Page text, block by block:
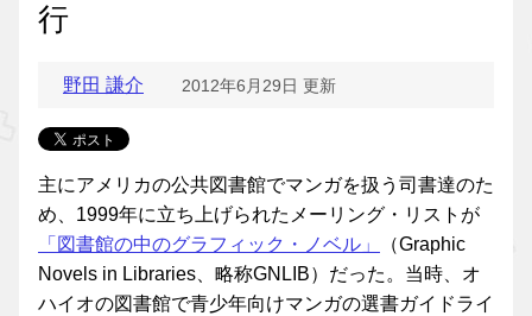
行
野田 謙介 2012年6月29日 更新
主にアメリカの公共図書館でマンガを扱う司書達のた
め、1999年に立ち上げられたメーリング・リストが
「図書館の中のグラフィック・ノベル」
（Graphic
Novels in Libraries、略称GNLIB）だった。当時、オ
ハイオの図書館で青少年向けマンガの選書ガイドライ